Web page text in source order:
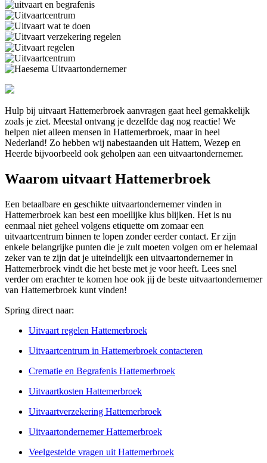
Hulp bij uitvaart Hattemerbroek aanvragen gaat heel gemakkelijk
zoals je ziet. Meestal ontvang je dezelfde dag nog reactie! We
helpen niet alleen mensen in Hattemerbroek, maar in heel
Nederland! Zo hebben wij nabestaanden uit Hattem, Wezep en
Heerde bijvoorbeeld ook geholpen aan een uitvaartondernemer.
Waarom uitvaart Hattemerbroek
Een betaalbare en geschikte uitvaartondernemer vinden in
Hattemerbroek kan best een moeilijke klus blijken. Het is nu
eenmaal niet geheel volgens etiquette om zomaar een
uitvaartcentrum binnen te lopen zonder eerder contact. Er zijn
enkele belangrijke punten die je zult moeten volgen om er helemaal
zeker van te zijn dat je uiteindelijk een uitvaartondernemer in
Hattemerbroek vindt die het beste met je voor heeft. Lees snel
verder om erachter te komen hoe ook jij de beste uitvaartondernemer
van Hattemerbroek kunt vinden!
Spring direct naar:
Uitvaart regelen Hattemerbroek
Uitvaartcentrum in Hattemerbroek contacteren
Crematie en Begrafenis Hattemerbroek
Uitvaartkosten Hattemerbroek
Uitvaartverzekering Hattemerbroek
Uitvaartondernemer Hattemerbroek
Veelgestelde vragen uit Hattemerbroek